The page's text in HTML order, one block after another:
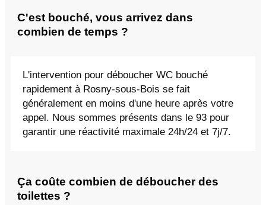
C'est bouché, vous arrivez dans
combien de temps ?
L'intervention pour déboucher WC bouché
rapidement à Rosny-sous-Bois se fait
généralement en moins d'une heure après votre
appel. Nous sommes présents dans le 93 pour
garantir une réactivité maximale 24h/24 et 7j/7.
Ça coûte combien de déboucher des
toilettes ?